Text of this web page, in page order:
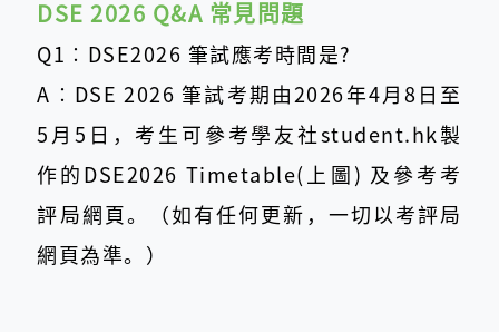
DSE 2026 Q&A 常見問題
Q1︰DSE2026 筆試應考時間是?
A︰DSE 2026 筆試考期由2026年4月8日至
5月5日，考生可參考學友社student.hk製
作的DSE2026 Timetable(上圖) 及參考考
評局網頁。（如有任何更新，一切以考評局
網頁為準。）